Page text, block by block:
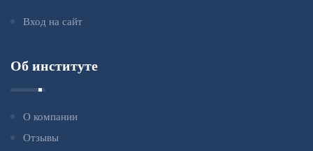
Вход на сайт
Об институте
О компании
Отзывы